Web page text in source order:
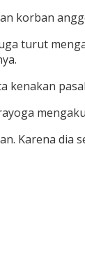
korban
turut
kenakan
Karena dia